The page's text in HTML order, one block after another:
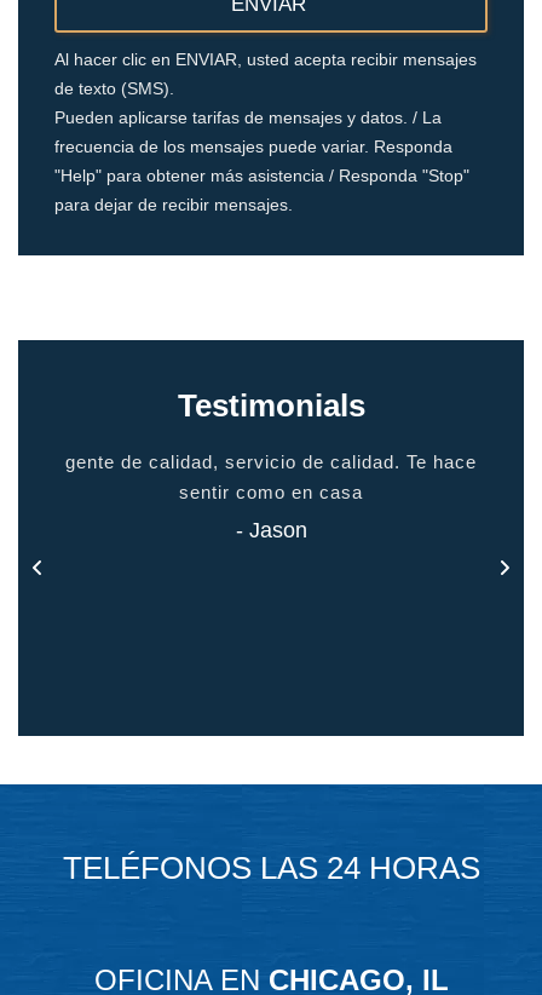
Al hacer clic en ENVIAR, usted acepta recibir mensajes
de texto (SMS).
Pueden aplicarse tarifas de mensajes y datos. / La
frecuencia de los mensajes puede variar. Responda
"Help" para obtener más asistencia / Responda "Stop"
para dejar de recibir mensajes.
Testimonials
gente de calidad, servicio de calidad. Te hace
sentir como en casa
- Jason
TELÉFONOS LAS 24 HORAS
OFICINA EN CHICAGO, IL